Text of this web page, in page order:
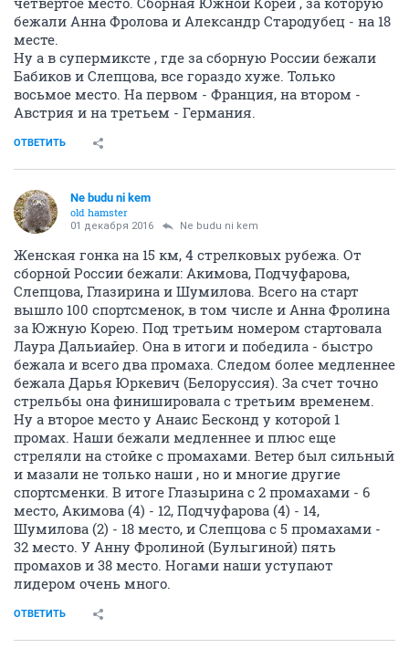
бежали Анна Фролова и Александр Стародубец - на 18
месте.
Ну а в супермиксте , где за сборную России бежали
Бабиков и Слепцова, все гораздо хуже. Только
восьмое место. На первом - Франция, на втором -
Австрия и на третьем - Германия.
ОТВЕТИТЬ
Ne budu ni kem
old hamster
01 декабря 2016 Ne budu ni kem
Женская гонка на 15 км, 4 стрелковых рубежа. От
сборной России бежали: Акимова, Подчуфарова,
Слепцова, Глазирина и Шумилова. Всего на старт
вышло 100 спортсменок, в том числе и Анна Фролина
за Южную Корею. Под третьим номером стартовала
Лаура Дальиайер. Она в итоги и победила - быстро
бежала и всего два промаха. Следом более медленнее
бежала Дарья Юркевич (Белоруссия). За счет точно
стрельбы она финишировала с третьим временем.
Ну а второе место у Анаис Бесконд у которой 1
промах. Наши бежали медленнее и плюс еще
стреляли на стойке с промахами. Ветер был сильный
и мазали не только наши , но и многие другие
спортсменки. В итоге Глазырина с 2 промахами - 6
место, Акимова (4) - 12, Подчуфарова (4) - 14,
Шумилова (2) - 18 место, и Слепцова с 5 промахами -
32 место. У Анну Фролиной (Булыгиной) пять
промахов и 38 место. Ногами наши уступают
лидером очень много.
ОТВЕТИТЬ